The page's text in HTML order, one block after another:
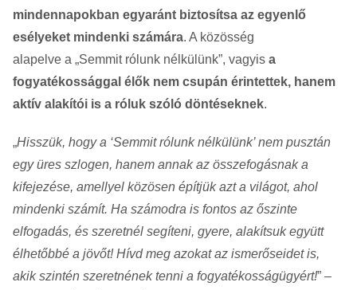
mindennapokban egyaránt biztosítsa az egyenlő
esélyeket mindenki számára. A közösség
alapelve a „Semmit rólunk nélkülünk”, vagyis a
fogyatékossággal élők nem csupán érintettek, hanem
aktív alakítói is a róluk szóló döntéseknek.
„Hisszük, hogy a ‘Semmit rólunk nélkülünk’ nem pusztán
egy üres szlogen, hanem annak az összefogásnak a
kifejezése, amellyel közösen építjük azt a világot, ahol
mindenki számít. Ha számodra is fontos az őszinte
elfogadás, és szeretnél segíteni, gyere, alakítsuk együtt
élhetőbbé a jövőt! Hívd meg azokat az ismerőseidet is,
akik szintén szeretnének tenni a fogyatékosságügyért!” –